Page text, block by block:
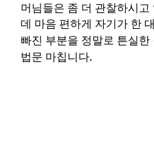
머님들은 좀 더 관찰하시고
데 마음 편하게 자기가 한
빠진 부분을 정말로 튼실
법문 마칩니다.